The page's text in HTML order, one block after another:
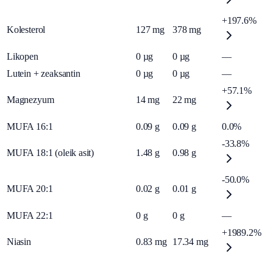
Kolesterol 127 mg 378 mg
+197.6%
Likopen 0 µg 0 µg
—
Lutein + zeaksantin
0 µg 0 µg —
Magnezyum 14 mg 22 mg
+57.1%
MUFA 16:1 0.09 g 0.09 g 0.0%
MUFA 18:1 (oleik asit) 1.48 g 0.98 g
-33.8%
MUFA 20:1 0.02 g 0.01 g
-50.0%
MUFA 22:1 0 g 0 g —
Niasin 0.83 mg 17.34 mg
+1989.2%